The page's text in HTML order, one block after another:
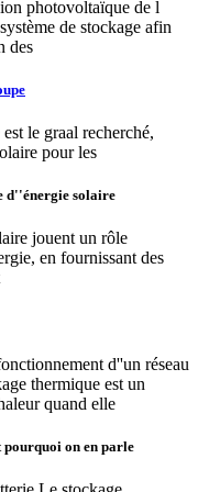
photovoltaïque de l
de stockage afin
des
le graal recherché,
pour les
d''énergie solaire
jouent un rôle
en fournissant des
d''un réseau
thermique est un
quand elle
on en parle